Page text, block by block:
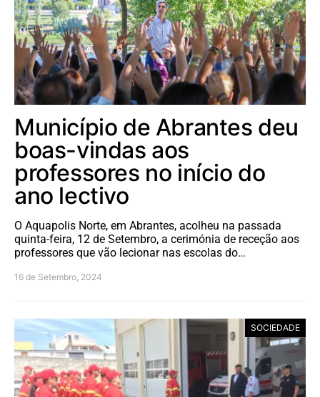
Município de Abrantes deu
boas-vindas aos
professores no início do
ano lectivo
O Aquapolis Norte, em Abrantes, acolheu na passada
quinta-feira, 12 de Setembro, a cerimónia de receção aos
professores que vão lecionar nas escolas do…
16 de Setembro, 2024
SOCIEDADE